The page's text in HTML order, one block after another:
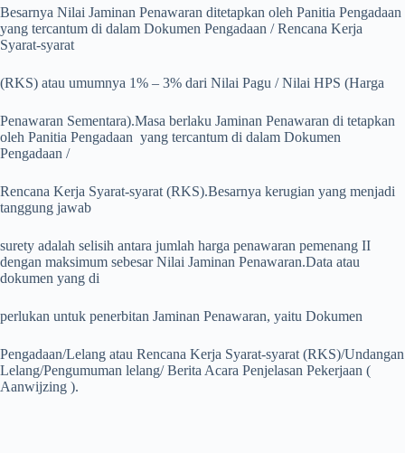
Besarnya Nilai Jaminan Penawaran ditetapkan oleh Panitia Pengadaan
yang tercantum di dalam Dokumen Pengadaan / Rencana Kerja
Syarat-syarat
(RKS) atau umumnya 1% – 3% dari Nilai Pagu / Nilai HPS (Harga
Penawaran Sementara).Masa berlaku Jaminan Penawaran di tetapkan
oleh Panitia Pengadaan yang tercantum di dalam Dokumen
Pengadaan /
Rencana Kerja Syarat-syarat (RKS).Besarnya kerugian yang menjadi
tanggung jawab
surety adalah selisih antara jumlah harga penawaran pemenang II
dengan maksimum sebesar Nilai Jaminan Penawaran.Data atau
dokumen yang di
perlukan untuk penerbitan Jaminan Penawaran, yaitu Dokumen
Pengadaan/Lelang atau Rencana Kerja Syarat-syarat (RKS)/Undangan
Lelang/Pengumuman lelang/ Berita Acara Penjelasan Pekerjaan (
Aanwijzing ).